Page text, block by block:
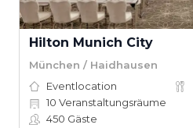
Hilton Munich City
München / Haidhausen
Eventlocation
10 Veranstaltungsräume
450 Gäste